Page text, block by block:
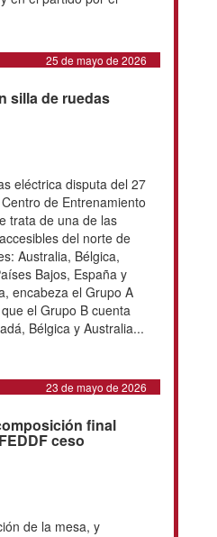
31 de mayo de 2026
histórico en el
silla de ruedas
el Mundial disputado
y Paralímpico de
de la historia en los
posición de Suiza
con una victoria
Finlandia y Suiza, lo
Posteriormente
goles de la selección
partido por el quinto y
25 de mayo de 2026
hockey en silla de
silla de ruedas